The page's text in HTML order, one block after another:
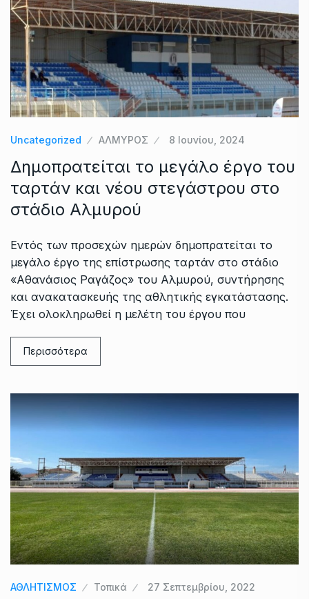
Uncategorized ΑΛΜΥΡΟΣ 8 Ιουνίου, 2024
Δημοπρατείται το μεγάλο έργο του
ταρτάν και νέου στεγάστρου στο
στάδιο Αλμυρού
Εντός των προσεχών ημερών δημοπρατείται το
μεγάλο έργο της επίστρωσης ταρτάν στο στάδιο
«Αθανάσιος Ραγάζος» του Αλμυρού, συντήρησης
και ανακατασκευής της αθλητικής εγκατάστασης.
Έχει ολοκληρωθεί η μελέτη του έργου που
Περισσότερα
ΑΘΛΗΤΙΣΜΟΣ Τοπικά 27 Σεπτεμβρίου, 2022